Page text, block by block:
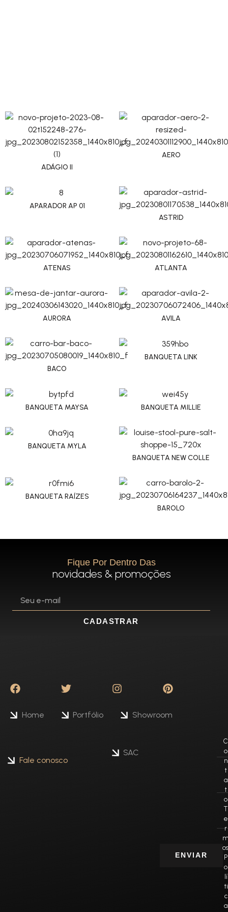
ADÁGIO II
AERO
APARADOR AP 01
ASTRID
ATENAS ATLANTA
AURORA AVILA
BACO
BANQUETA LINK
BANQUETA MAYSA BANQUETA MILLIE
BANQUETA MYLA
BANQUETA NEW COLLE
BANQUETA RAÍZES
BAROLO
Fique Por Dentro Das
novidades & promoções
CADASTRAR
Home Portfólio Showroom
Fale conosco
SAC
ENVIAR
C
o
n
t
a
t
o
T
e
r
P
o
lí
ti
c
a